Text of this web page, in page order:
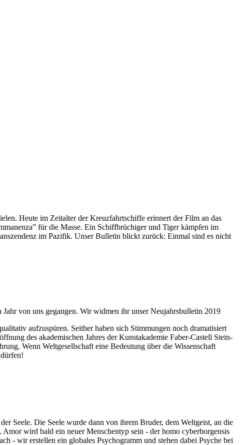
Heute im Zeitalter der Kreuzfahrtschiffe erinnert der Film an das
für die Masse. Ein Schiffbrüchiger und Tiger kämpfen im
im Pazifik. Unser Bulletin blickt zurück: Einmal sind es nicht
von uns gegangen. Wir widmen ihr unser Neujahrsbulletin 2019
aufzuspüren. Seither haben sich Stimmungen noch dramatisiert
des akademischen Jahres der Kunstakademie Faber-Castell Stein-
Wenn Weltgesellschaft eine Bedeutung über die Wissenschaft
Seele. Die Seele wurde dann von ihrem Bruder, dem Weltgeist, an die
wird bald ein neuer Menschentyp sein - der homo cyberborgensis
- wir erstellen ein globales Psychogramm und stehen dabei Psyche bei